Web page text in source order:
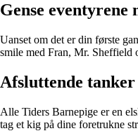
Gense eventyrene
Uanset om det er din første
smile med Fran, Mr. Sheffield
Afsluttende tanker
Alle Tiders Barnepige er en
tag et kig på dine foretrukne